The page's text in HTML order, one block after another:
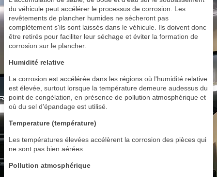
du véhicule peut accélérer le processus de corrosion. Les
revêtements de plancher humides ne sécheront pas
complètement s'ils sont laissés dans le véhicule. Ils doivent donc
être retirés pour faciliter leur séchage et éviter la formation de
corrosion sur le plancher.
Humidité relative
La corrosion est accélérée dans les régions où l'humidité relative
est élevée, surtout lorsque la température demeure audessus du
point de congélation, en présence de pollution atmosphérique et
où du sel d'épandage est utilisé.
Temperature (température)
Les températures élevées accélèrent la corrosion des pièces qui
ne sont pas bien aérées.
Pollution atmosphérique